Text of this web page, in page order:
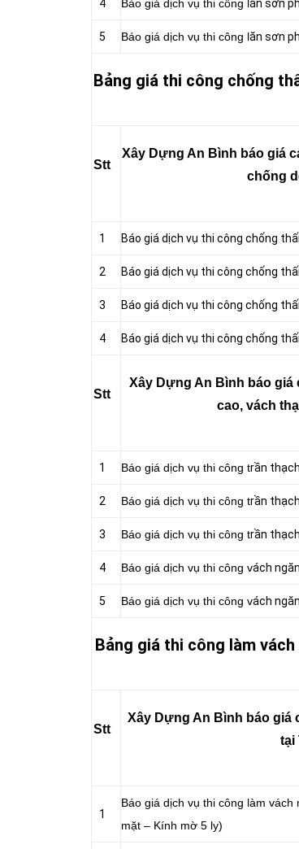
4 Báo giá dịch vụ thi công lăn sơn
5 Báo giá dịch vụ thi công lăn sơn
Bảng giá thi công chống
Stt
Xây Dựng An Bình báo giá
chống
1 Báo giá dịch vụ thi công chống
2 Báo giá dịch vụ thi công chống
3 Báo giá dịch vụ thi công chống
4 Báo giá dịch vụ thi công chống
Stt
Xây Dựng An Bình báo giá
cao, vách
1 Báo giá dịch vụ thi công trần
2 Báo giá dịch vụ thi công trần
3 Báo giá dịch vụ thi công trần
4 Báo giá dịch vụ thi công vách
5 Báo giá dịch vụ thi công vách
Bảng giá thi công làm
Stt
Xây Dựng An Bình báo giá
tại
1
Báo giá dịch vụ thi công làm
mặt – Kính mờ 5 ly)